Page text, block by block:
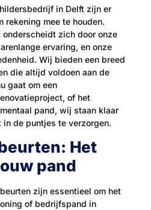
in Delft zijn er
rekening mee te houden.
zich door onze
ervaring, en onze
Wij bieden een breed
die altijd voldoen aan de
gaat om een
of het
pand, wij staan klaar
de puntjes te verzorgen.
Het
pand
zijn essentieel om het
of bedrijfspand in